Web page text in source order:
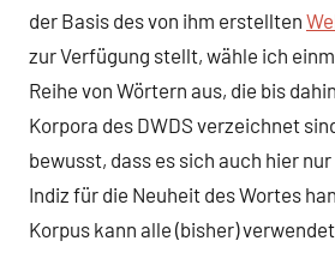
der Basis des von ihm erstellten
zur Verfügung stellt, wähle ich
Reihe von Wörtern aus, die bis
Korpora des DWDS verzeichnet
bewusst, dass es sich auch hier
Indiz für die Neuheit des Wortes
Korpus kann alle (bisher)